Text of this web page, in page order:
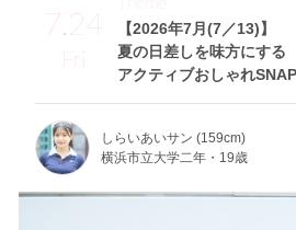
7.24
Fri
【2026年7月(7／13)】
夏の日差しを味方にする
アクティブおしゃれ
しらいあいサン (159cm)
横浜市立大学二年・19歳